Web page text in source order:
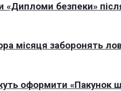
«Дипломи безпеки»
місяця заборонять
оформити «Пакунок